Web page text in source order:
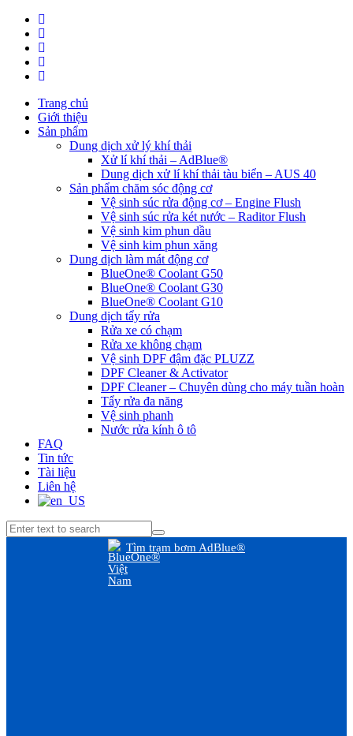
Trang chủ
Giới thiệu
Sản phẩm
Dung dịch xử lý khí thải
Xử lí khí thải – AdBlue®
Dung dịch xử lí khí thải tàu biển – AUS 40
Sản phẩm chăm sóc động cơ
Vệ sinh súc rửa động cơ – Engine Flush
Vệ sinh súc rửa két nước – Raditor Flush
Vệ sinh kim phun dầu
Vệ sinh kim phun xăng
Dung dịch làm mát động cơ
BlueOne® Coolant G50
BlueOne® Coolant G30
BlueOne® Coolant G10
Dung dịch tẩy rửa
Rửa xe có chạm
Rửa xe không chạm
Vệ sinh DPF đậm đặc PLUZZ
DPF Cleaner & Activator
DPF Cleaner – Chuyên dùng cho máy tuần hoàn
Tẩy rửa đa năng
Vệ sinh phanh
Nước rửa kính ô tô
FAQ
Tin tức
Tài liệu
Liên hệ
Tìm trạm bơm AdBlue®